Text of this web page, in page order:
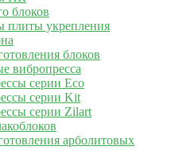
блоков
плиты укрепления
блоков
вибропресса
серии Eco
серии Kit
серии Zilart
арболитовых